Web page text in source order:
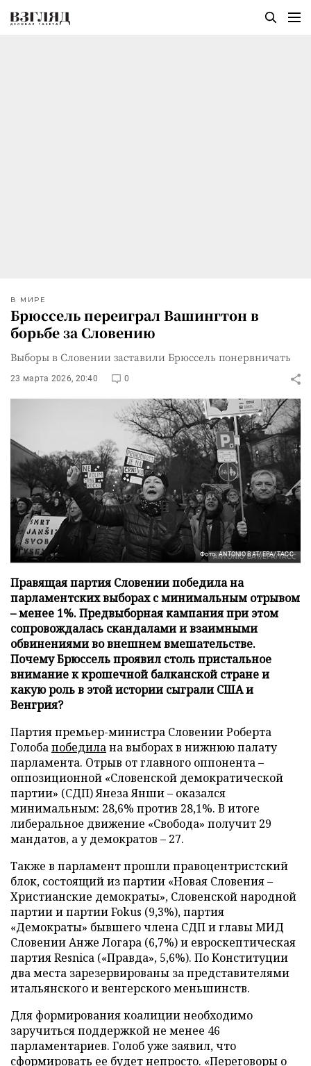
В МИРЕ
Брюссель переиграл Вашингтон в
борьбе за Словению
Выборы в Словении заставили Брюссель понервничать
23 марта 2026, 20:40 0
Фото: ANTONIO BAT/EPA/ТАСС
Правящая партия Словении победила на
парламентских выборах с минимальным отрывом
– менее 1%. Предвыборная кампания при этом
сопровождалась скандалами и взаимными
обвинениями во внешнем вмешательстве.
Почему Брюссель проявил столь пристальное
внимание к крошечной балканской стране и
какую роль в этой истории сыграли США и
Венгрия?
Партия премьер-министра Словении Роберта
Голобапобедилана выборах в нижнюю палату
парламента. Отрыв от главного оппонента –
оппозиционной «Словенской демократической
партии» (СДП) Янеза Янши – оказался
минимальным: 28,6% против 28,1%. В итоге
либеральное движение «Свобода» получит 29
мандатов, а у демократов – 27.
Также в парламент прошли правоцентристский
блок, состоящий из партии «Новая Словения –
Христианские демократы», Словенской народной
партии и партии Fokus (9,3%), партия
«Демократы» бывшего члена СДП и главы МИД
Словении Анже Логара (6,7%) и евроскептическая
партия Resnica («Правда», 5,6%). По Конституции
два места зарезервированы за представителями
итальянского и венгерского меньшинств.
Для формирования коалиции необходимо
заручиться поддержкой не менее 46
парламентариев. Голоб уже заявил, что
сформировать ее будет непросто. «Переговоры о